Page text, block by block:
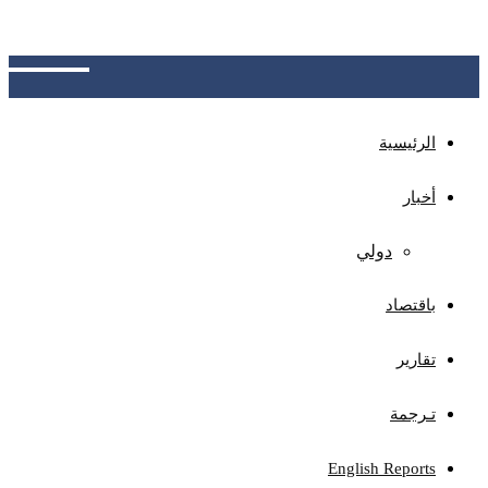
الرئيسية
أخبار
دولي
باقتصاد
تقارير
تـرجمة
English Reports